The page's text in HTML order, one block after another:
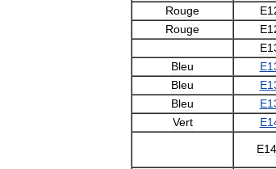
Rouge
Rouge
Bleu
Bleu
Bleu
Vert